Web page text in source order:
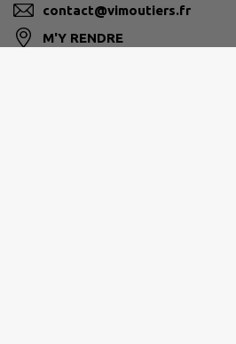
contact@vimoutiers.fr
M'Y RENDRE